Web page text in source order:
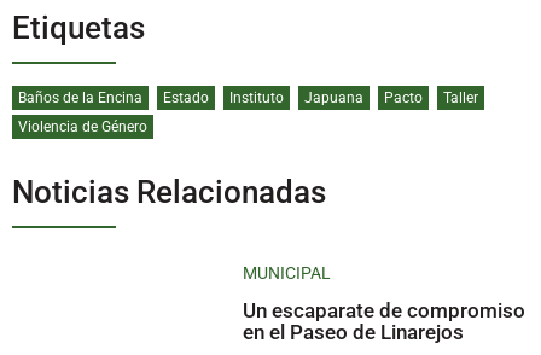
Etiquetas
Baños de la Encina Estado Instituto Japuana Pacto
Taller
Violencia de Género
Noticias Relacionadas
MUNICIPAL
Un escaparate de compromiso
en el Paseo de Linarejos